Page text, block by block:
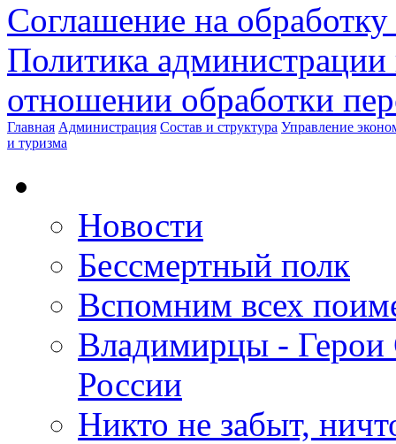
Соглашение на
Политика
отношении обработки
Главная Администрация Состав и структура Управление
и туризма
Новости
Бессмертный полк
Вспомним всех
Владимирцы - Герои
России
Никто не забыт,